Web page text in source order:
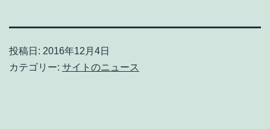
投稿日: 2016年12月4日
カテゴリー: サイトのニュース